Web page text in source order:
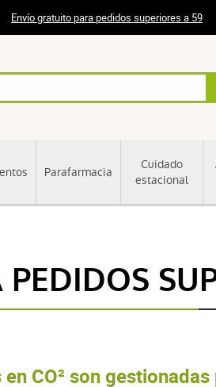
Envío gratuito para pedidos superiores a 59
Parafarmacia
Cuidado
estacional
CO² son